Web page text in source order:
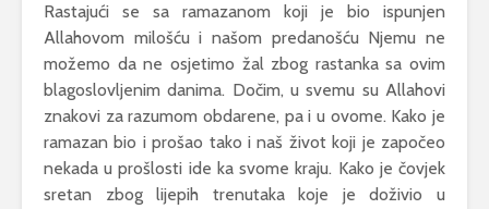
Rastajući se sa ramazanom koji je bio ispunjen
Allahovom milošću i našom predanošću Njemu ne
možemo da ne osjetimo žal zbog rastanka sa ovim
blagoslovljenim danima. Dočim, u svemu su Allahovi
znakovi za razumom obdarene, pa i u ovome. Kako je
ramazan bio i prošao tako i naš život koji je započeo
nekada u prošlosti ide ka svome kraju. Kako je čovjek
sretan zbog lijepih trenutaka koje je doživio u